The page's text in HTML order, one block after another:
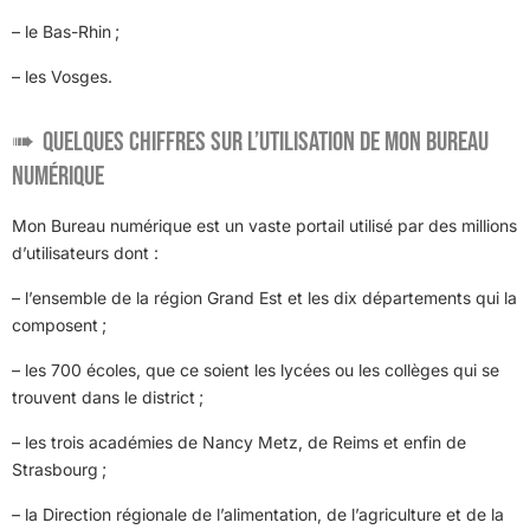
– le Bas-Rhin ;
– les Vosges.
Quelques chiffres sur l’utilisation de Mon Bureau
numérique
Mon Bureau numérique est un vaste portail utilisé par des millions
d’utilisateurs dont :
– l’ensemble de la région Grand Est et les dix départements qui la
composent ;
– les 700 écoles, que ce soient les lycées ou les collèges qui se
trouvent dans le district ;
– les trois académies de Nancy Metz, de Reims et enfin de
Strasbourg ;
– la Direction régionale de l’alimentation, de l’agriculture et de la